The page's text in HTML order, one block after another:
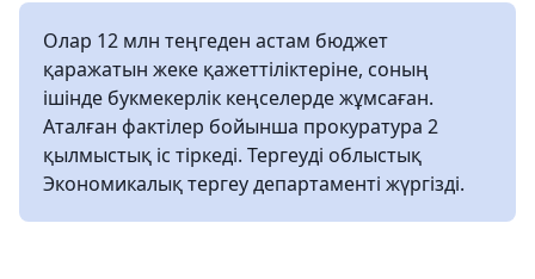
Олар 12 млн теңгеден астам бюджет
қаражатын жеке қажеттіліктеріне, соның
ішінде букмекерлік кеңселерде жұмсаған.
Аталған фактілер бойынша прокуратура 2
қылмыстық іс тіркеді. Тергеуді облыстық
Экономикалық тергеу департаменті жүргізді.